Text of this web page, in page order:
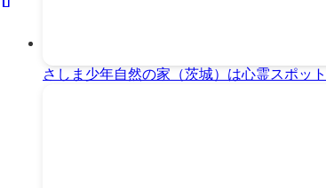
さしま少年自然の家（茨城）は心霊スポッ